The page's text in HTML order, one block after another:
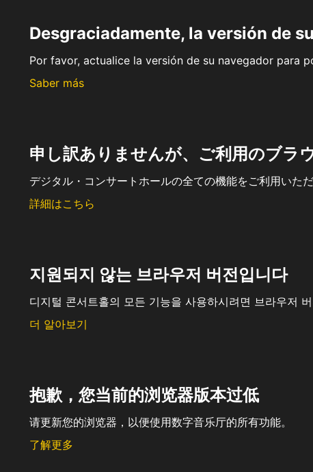
Desgraciadamente, la versión de
Por favor, actualice la versión de su navegador para
Saber más
申し訳ありませんが、ご利用のブラ
デジタル・コンサートホールの全ての機能をご利用いた
詳細はこちら
지원되지 않는 브라우저 버전입니다
디지털 콘서트홀의 모든 기능을 사용하시려면 브라우저
더 알아보기
抱歉，您当前的浏览器版本过低
请更新您的浏览器，以便使用数字音乐厅的所有功能。
了解更多